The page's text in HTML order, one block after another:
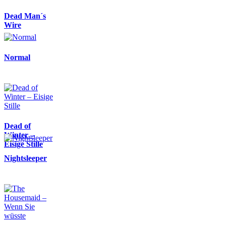
Dead Man´s
Wire
Normal
Dead of
Winter –
Eisige Stille
Nightsleeper